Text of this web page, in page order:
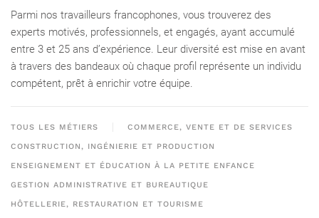
Parmi nos travailleurs francophones, vous trouverez des
experts motivés, professionnels, et engagés, ayant accumulé
entre 3 et 25 ans d’expérience. Leur diversité est mise en avant
à travers des bandeaux où chaque profil représente un individu
compétent, prêt à enrichir votre équipe.
TOUS LES MÉTIERS COMMERCE, VENTE ET DE SERVICES
CONSTRUCTION, INGÉNIERIE ET PRODUCTION
ENSEIGNEMENT ET ÉDUCATION À LA PETITE ENFANCE
GESTION ADMINISTRATIVE ET BUREAUTIQUE
HÔTELLERIE, RESTAURATION ET TOURISME